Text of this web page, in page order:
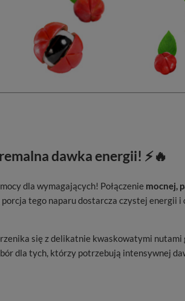
dawka energii! ⚡🔥
dla wymagających! Połączenie mocnej,
porcja tego naparu dostarcza czystej energii
się z delikatnie kwaskowatymi nutami
dla tych, którzy potrzebują intensywnej